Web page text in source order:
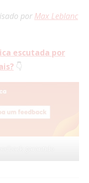
porMax Leblanc
escutada por
👇